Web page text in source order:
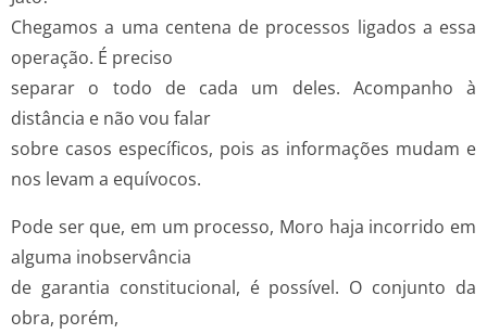
Chegamos a uma centena de processos ligados a essa
operação. É preciso
separar o todo de cada um deles. Acompanho à
distância e não vou falar
sobre casos específicos, pois as informações mudam e
nos levam a equívocos.
Pode ser que, em um processo, Moro haja incorrido em
alguma inobservância
de garantia constitucional, é possível. O conjunto da
obra, porém,